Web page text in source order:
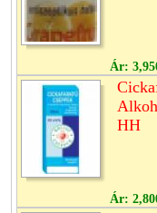
Ár:
HH
Ár: